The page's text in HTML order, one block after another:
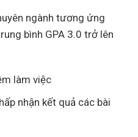
ngành tương ứng
bình GPA 3.0 trở lên
làm việc
nhận kết quả các bài